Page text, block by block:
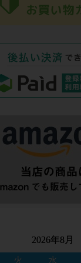
2026年8月
火 水